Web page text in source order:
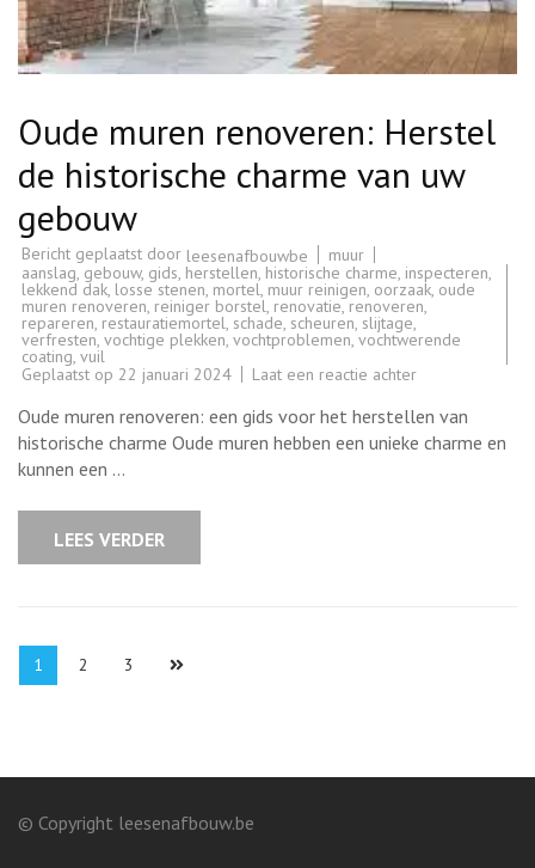
Oude muren renoveren: Herstel
de historische charme van uw
gebouw
Bericht geplaatst door leesenafbouwbe
muur
aanslag, gebouw, gids, herstellen, historische charme, inspecteren,
lekkend dak, losse stenen, mortel, muur reinigen, oorzaak, oude
muren renoveren, reiniger borstel, renovatie,renoveren,
repareren, restauratiemortel, schade, scheuren, slijtage,
verfresten, vochtige plekken, vochtproblemen, vochtwerende
coating, vuil
Geplaatst op 22 januari 2024 Laat een reactie achterop
renoveren:
Herstel
de
Oude muren renoveren: een gids voor het herstellen van
historische charme Oude muren hebben een unieke charme en
kunnen een …
LEES VERDER
Berichten
paginering
Pagina
1 Pagina
2 Pagina
3
© Copyright leesenafbouw.be